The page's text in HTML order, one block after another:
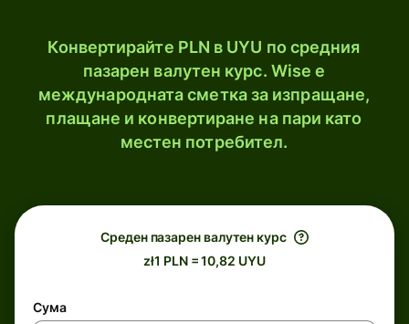
Конвертирайте PLN в UYU по средния
пазарен валутен курс. Wise е
международната сметка за изпращане,
плащане и конвертиране на пари като
местен потребител.
Среден пазарен валутен курс
zł1 PLN = 10,82 UYU
Сума